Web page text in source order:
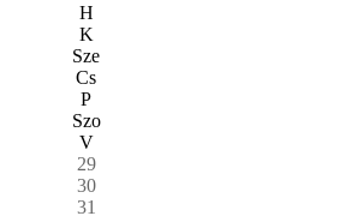
H
K
Sze
Cs
P
Szo
V
29
30
31